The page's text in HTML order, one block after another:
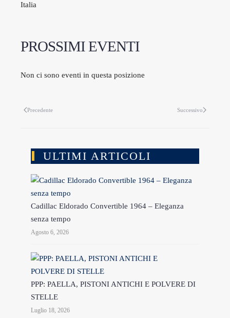
Italia
PROSSIMI EVENTI
Non ci sono eventi in questa posizione
Precedente Successivo
ULTIMI ARTICOLI
Cadillac Eldorado Convertible 1964 – Eleganza
senza tempo
Agosto 6, 2026
PPP: PAELLA, PISTONI ANTICHI E POLVERE DI
STELLE
Luglio 18, 2026